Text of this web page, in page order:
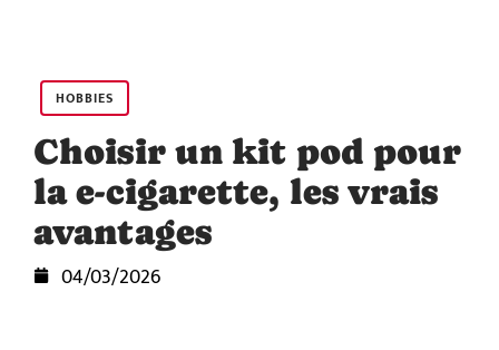
HOBBIES
Choisir un kit pod pour
la e-cigarette, les vrais
avantages
04/03/2026